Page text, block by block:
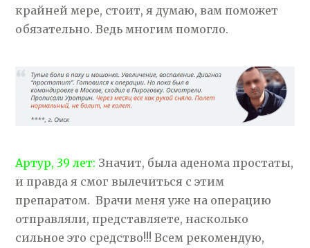
крайней мере, стоит, я думаю, вам поможет
обязательно. Ведь многим помогло.
Артур, 39 лет: Значит, была аденома простаты,
и правда я смог вылечиться с этим
препаратом. Врачи меня уже на операцию
отправляли, представляете, насколько
сильное это средство!!! Всем рекомендую,